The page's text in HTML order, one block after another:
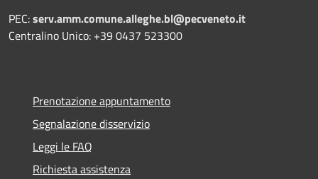
PEC:serv.amm.comune.alleghe.bl@pecveneto.it
Centralino Unico: +39 0437 523300
Prenotazione appuntamento
Segnalazione disservizio
Leggi le FAQ
Richiesta assistenza